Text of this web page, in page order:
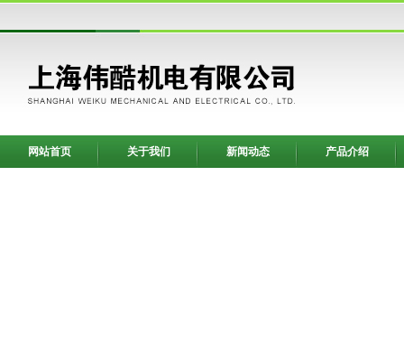
网站首页 关于我们 新闻动态 产品介绍